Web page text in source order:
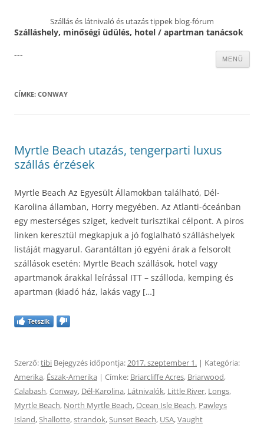
Szállás és látnivaló és utazás tippek blog-fórum
Szálláshely, minőségi üdülés, hotel / apartman tanácsok
MENÜ
---
CÍMKE: CONWAY
Myrtle Beach utazás, tengerparti luxus
szállás érzések
Myrtle Beach Az Egyesült Államokban található, Dél-
Karolina államban, Horry megyében. Az Atlanti-óceánban
egy mesterséges sziget, kedvelt turisztikai célpont. A piros
linken keresztül megkapjuk a jó foglalható szálláshelyek
listáját magyarul. Garantáltan jó egyéni árak a felsorolt
szállások esetén: Myrtle Beach szállások, hotel vagy
apartmanok árakkal leírással ITT – szálloda, kemping és
apartman (kiadó ház, lakás vagy […]
Tetszik
Szerző:tibi Bejegyzés időpontja:2017. szeptember 1. | Kategória:
Amerika, Észak-Amerika | Címke: Briarcliffe Acres, Briarwood,
Calabash,Conway, Dél-Karolina, Látnivalók, Little River, Longs,
Myrtle Beach, North Myrtle Beach,Ocean Isle Beach, Pawleys
Island,Shallotte,strandok,Sunset Beach, USA,Vaught